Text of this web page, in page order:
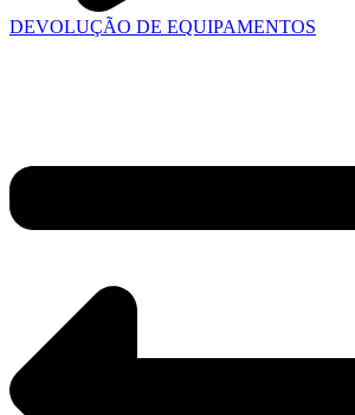
DEVOLUÇÃO DE EQUIPAMENTOS